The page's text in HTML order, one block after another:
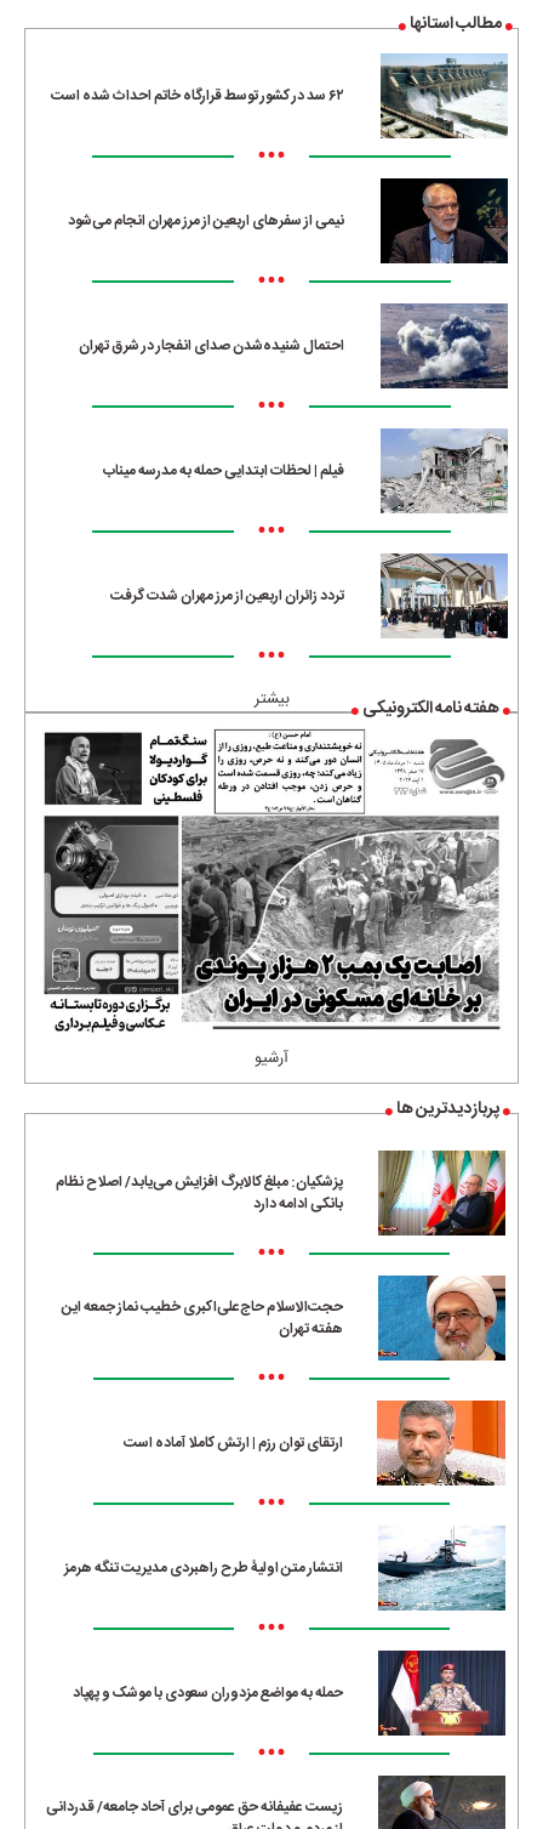
مطالب استانها
۶۲ سد در کشور توسط قرارگاه خاتم احداث شده است
•••
نیمی از سفرهای اربعین از مرز مهران انجام می‌شود
•••
احتمال شنیده‌شدن صدای انفجار در شرق تهران
•••
فیلم | لحظات ابتدایی حمله به مدرسه میناب
•••
تردد زائران اربعین از مرز مهران شدت گرفت
•••
بیشتر هفته نامه الکترونیکی
آرشیو
پربازدیدترین ها
پزشکیان: مبلغ کالابرگ افزایش می‌یابد/ اصلاح نظام
بانکی ادامه دارد
•••
حجت‌الاسلام حاج‌علی‌اکبری خطیب نماز جمعه این
هفته تهران
•••
ارتقای توان رزم | ارتش کاملا آماده است
•••
انتشار متن اولیۀ طرح راهبردی مدیریت تنگه هرمز
•••
حمله به مواضع مزدوران سعودی با موشک و پهپاد
•••
زیست عفیفانه حق عمومی برای آحاد جامعه/ قدردانی